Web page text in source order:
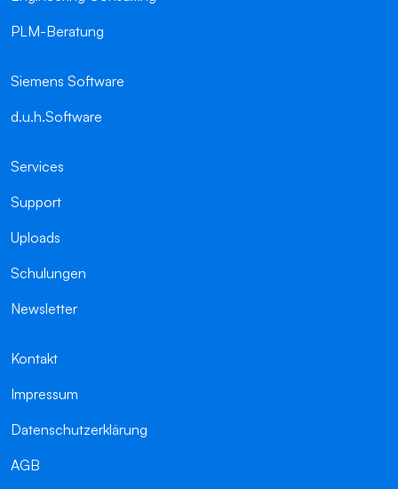
PLM-Beratung
Siemens Software
d.u.h.Software
Services
Support
Uploads
Schulungen
Newsletter
Kontakt
Impressum
Datenschutzerklärung
AGB